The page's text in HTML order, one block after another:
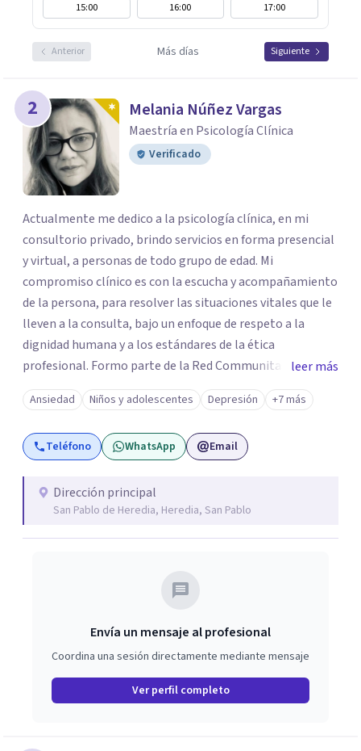
15:00 16:00 17:00
Anterior Más días Siguiente
2 Melania Núñez Vargas
Maestría en Psicología Clínica
Verificado
Actualmente me dedico a la psicología clínica, en mi
consultorio privado, brindo servicios en forma presencial
y virtual, a personas de todo grupo de edad. Mi
compromiso clínico es con la escucha y acompañamiento
de la persona, para resolver las situaciones vitales que le
lleven a la consulta, bajo un enfoque de respeto a la
dignidad humana y a los estándares de la ética
profesional. Formo parte de la Red Communitas,
Comunidad de Psicólogas y Psicólogos clínicos y
psicoanalistas reconocidos en Costa Rica (). Además, soy
docente de la carrera de Psicología, en la Universidad
Centroamericana de Ciencias Sociales (UCACIS) y en la
leer más
Ansiedad Niños y adolescentes Depresión +7 más
Teléfono WhatsApp Email
Dirección principal
San Pablo de Heredia, Heredia, San Pablo
Envía un mensaje al profesional
Coordina una sesión directamente mediante mensaje
Ver perfil completo